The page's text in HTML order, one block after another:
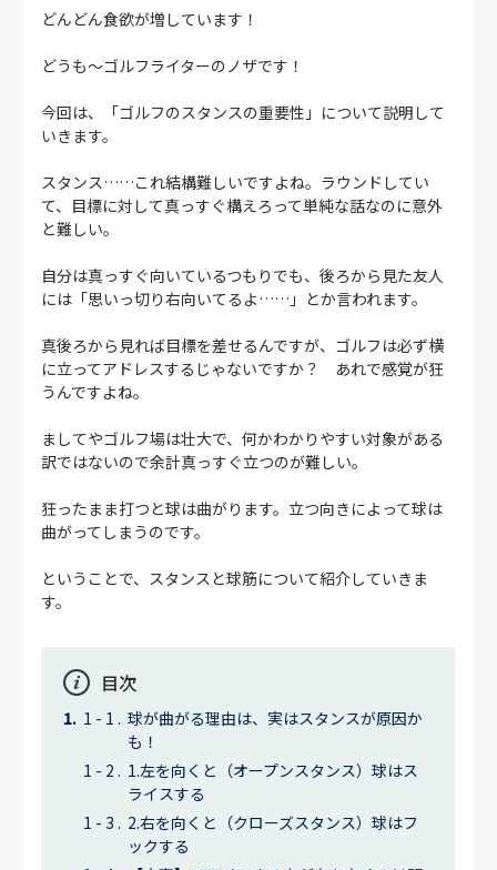
どんどん食欲が増しています！
どうも～ゴルフライターのノザです！
今回は、「ゴルフのスタンスの重要性」について説明して
いきます。
スタンス……これ結構難しいですよね。ラウンドしてい
て、目標に対して真っすぐ構えろって単純な話なのに意外
と難しい。
自分は真っすぐ向いているつもりでも、後ろから見た友人
には「思いっ切り右向いてるよ……」とか言われます。
真後ろから見れば目標を差せるんですが、ゴルフは必ず横
に立ってアドレスするじゃないですか？ あれで感覚が狂
うんですよね。
ましてやゴルフ場は壮大で、何かわかりやすい対象がある
訳ではないので余計真っすぐ立つのが難しい。
狂ったまま打つと球は曲がります。立つ向きによって球は
曲がってしまうのです。
ということで、スタンスと球筋について紹介していきま
す。
目次
球が曲がる理由は、実はスタンスが原因か
も！
1.左を向くと（オープンスタンス）球はス
ライスする
2.右を向くと（クローズスタンス）球はフ
ックする